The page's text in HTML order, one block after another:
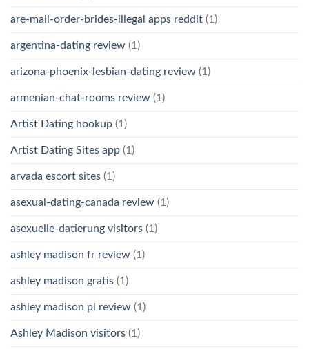
are-mail-order-brides-illegal apps reddit (1)
argentina-dating review (1)
arizona-phoenix-lesbian-dating review (1)
armenian-chat-rooms review (1)
Artist Dating hookup (1)
Artist Dating Sites app (1)
arvada escort sites (1)
asexual-dating-canada review (1)
asexuelle-datierung visitors (1)
ashley madison fr review (1)
ashley madison gratis (1)
ashley madison pl review (1)
Ashley Madison visitors (1)